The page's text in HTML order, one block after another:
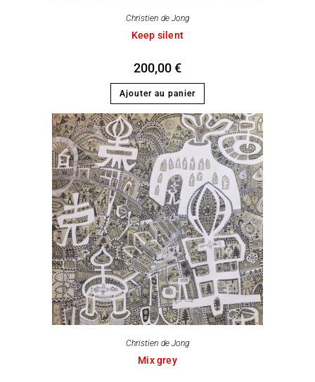
Christien de Jong
Keep silent
200,00€
Ajouter au panier
Christien de Jong
Mix grey